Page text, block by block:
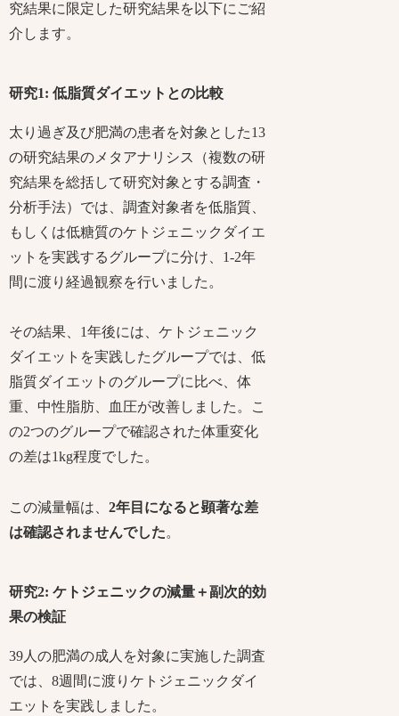
究結果に限定した研究結果を以下にご紹
介します。
研究1: 低脂質ダイエットとの比較
太り過ぎ及び肥満の患者を対象とした13
の研究結果のメタアナリシス（複数の研
究結果を総括して研究対象とする調査・
分析手法）では、調査対象者を低脂質、
もしくは低糖質のケトジェニックダイエ
ットを実践するグループに分け、1-2年
間に渡り経過観察を行いました。
その結果、1年後には、ケトジェニック
ダイエットを実践したグループでは、低
脂質ダイエットのグループに比べ、体
重、中性脂肪、血圧が改善しました。こ
の2つのグループで確認された体重変化
の差は1kg程度でした。
この減量幅は、2年目になると顕著な差
は確認されませんでした。
研究2: ケトジェニックの減量＋副次的効
果の検証
39人の肥満の成人を対象に実施した調査
では、8週間に渡りケトジェニックダイ
エットを実践しました。